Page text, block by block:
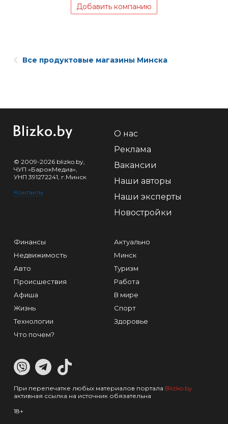
Добавить компанию
Все продуктовые магазины Минска
© 2009-2026 blizko.by,
ЧУП «БарокМедиа»,
УНП 391272241, г.Минск
Контакты
О нас
Реклама
Вакансии
Наши авторы
Наши эксперты
Новостройки
Финансы
Недвижимость
Авто
Происшествия
Афиша
Жизнь
Технологии
Что почем?
Актуально
Минск
Туризм
Работа
В мире
Спорт
Здоровье
При перепечатке любых материалов портала Blizko.by
активная ссылка на источник обязательна
18+